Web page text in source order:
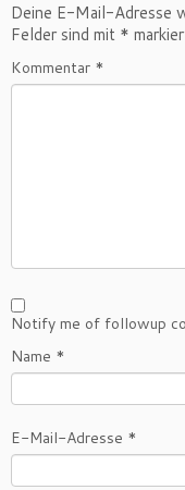
Deine E-Mail-Adresse
Felder sind mit *
Kommentar *
Notify me of followup
Name *
E-Mail-Adresse *